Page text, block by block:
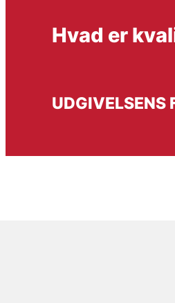
Hvad er
UDGIVELSENS